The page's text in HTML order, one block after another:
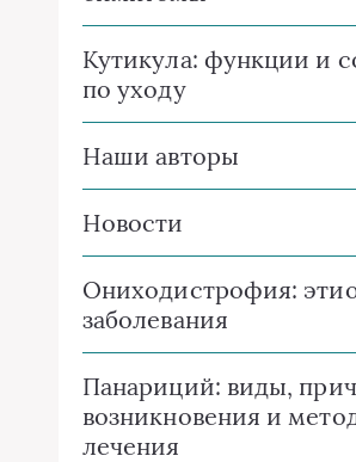
Кутикула: функции и
по уходу
Наши авторы
Новости
Ониходистрофия:
заболевания
Панариций: виды,
возникновения и
лечения